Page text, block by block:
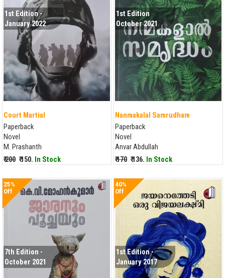
1st Edition -
January 2022
Court Martial
Paperback
Novel
M. Prashanth
₹ 200 ₹ 150. In Stock
1st Edition
October 2021
Nanmakalal Samrudham
Paperback
Novel
Anvar Abdullah
₹ 170 ₹ 136. In Stock
25%
Off
7th Edition -
October 2021
40%
Off
1st Edition -
January 2017